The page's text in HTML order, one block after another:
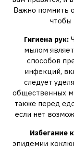
Важно помнить
чтобы
Гигиена рук:
мылом
способов
инфекций,
следует
общественных
также перед
если нет
Избегание
эпидемии